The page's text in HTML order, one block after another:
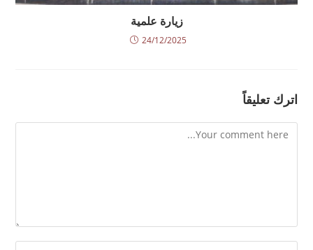
زيارة علمية
24/12/2025
اترك تعليقاً